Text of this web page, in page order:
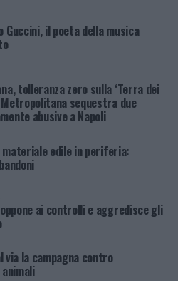
Guccini, il poeta della musica
tolleranza zero sulla ‘Terra dei
Metropolitana sequestra due
abusive a Napoli
edile in periferia:
ai controlli e aggredisce gli
via la campagna contro
animali